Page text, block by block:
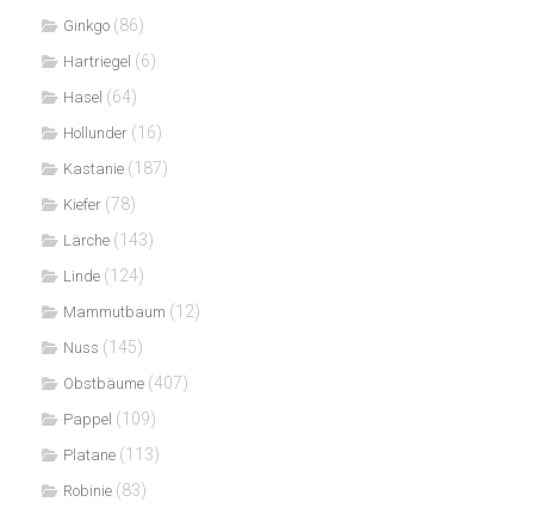
Ginkgo (86)
Hartriegel (6)
Hasel (64)
Hollunder (16)
Kastanie (187)
Kiefer (78)
Lärche (143)
Linde (124)
Mammutbaum (12)
Nuss (145)
Obstbäume (407)
Pappel (109)
Platane (113)
Robinie (83)